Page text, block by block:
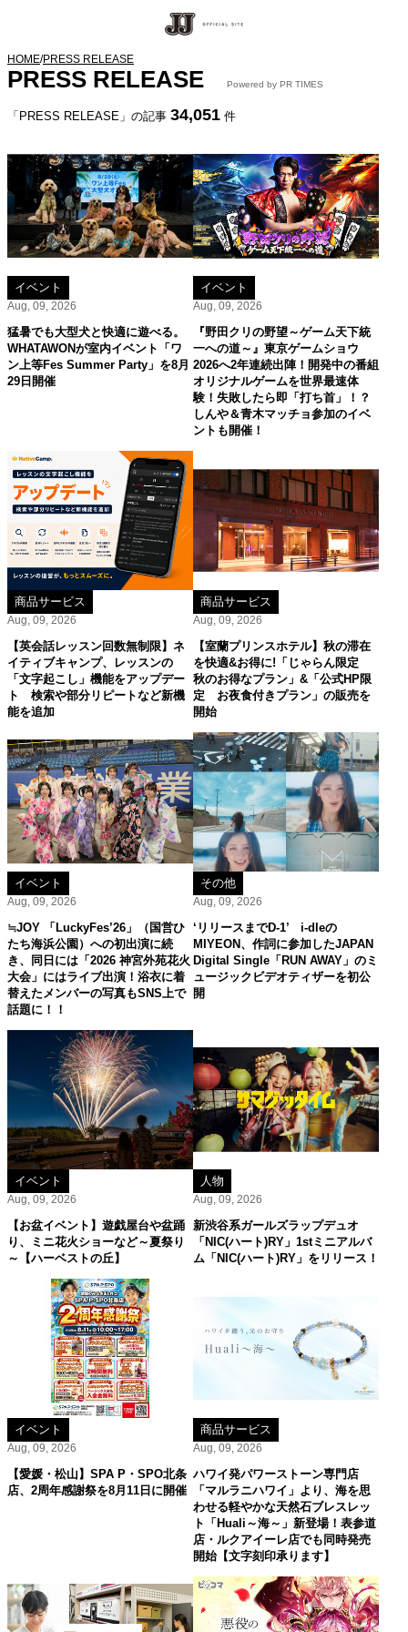
HOME/PRESS RELEASE
PRESS RELEASE Powered by PR TIMES
「PRESS RELEASE」の記事 34,051 件
イベント
Aug, 09, 2026
猛暑でも大型犬と快適に遊べる。
WHATAWONが室内イベント「ワ
ン上等Fes Summer Party」を8月
29日開催
イベント
Aug, 09, 2026
『野田クリの野望～ゲーム天下統
一への道～』東京ゲームショウ
2026へ2年連続出陣！開発中の番組
オリジナルゲームを世界最速体
験！失敗したら即「打ち首」！？
しんや＆青木マッチョ参加のイベ
ントも開催！
商品サービス
Aug, 09, 2026
【英会話レッスン回数無制限】ネ
イティブキャンプ、レッスンの
「文字起こし」機能をアップデー
ト 検索や部分リピートなど新機
能を追加
商品サービス
Aug, 09, 2026
【室蘭プリンスホテル】秋の滞在
を快適&お得に!「じゃらん限定
秋のお得なプラン」&「公式HP限
定 お夜食付きプラン」の販売を
開始
イベント
Aug, 09, 2026
≒JOY 「LuckyFes’26」（国営ひ
たち海浜公園）への初出演に続
き、同日には「2026 神宮外苑花火
大会」にはライブ出演！浴衣に着
替えたメンバーの写真もSNS上で
話題に！！
その他
Aug, 09, 2026
‘リリースまでD-1’ i-dleの
MIYEON、作詞に参加したJAPAN
Digital Single「RUN AWAY」のミ
ュージックビデオティザーを初公
開
イベント
Aug, 09, 2026
【お盆イベント】遊戯屋台や盆踊
り、ミニ花火ショーなど～夏祭り
～【ハーベストの丘】
人物
Aug, 09, 2026
新渋谷系ガールズラップデュオ
「NIC(ハート)RY」1stミニアルバ
ム「NIC(ハート)RY」をリリース！
イベント
Aug, 09, 2026
【愛媛・松山】SPA P・SPO北条
店、2周年感謝祭を8月11日に開催
商品サービス
Aug, 09, 2026
ハワイ発パワーストーン専門店
「マルラニハワイ」より、海を思
わせる軽やかな天然石ブレスレッ
ト「Huali～海～」新登場！表参道
店・ルクアイーレ店でも同時発売
開始【文字刻印承ります】